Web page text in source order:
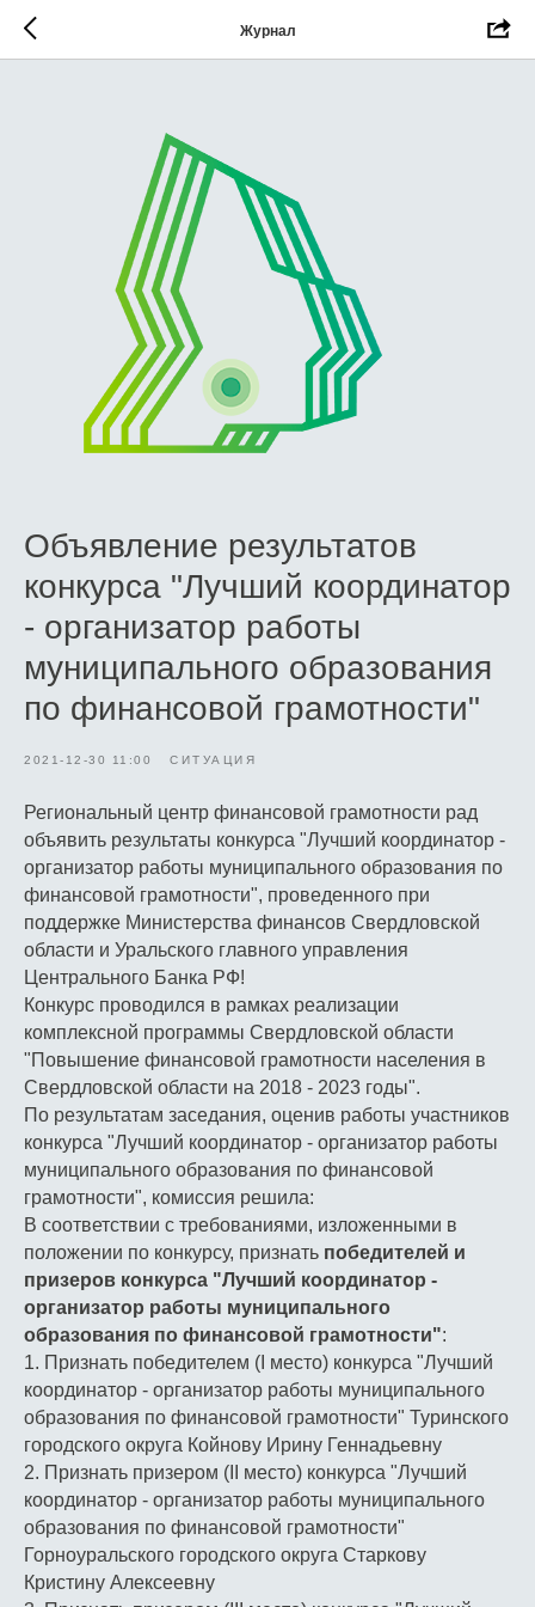
Журнал
Объявление результатов
конкурса "Лучший координатор
- организатор работы
муниципального образования
по финансовой грамотности"
2021-12-30 11:00 СИТУАЦИЯ
Региональный центр финансовой грамотности рад
объявить результаты конкурса "Лучший координатор -
организатор работы муниципального образования по
финансовой грамотности", проведенного при
поддержке Министерства финансов Свердловской
области и Уральского главного управления
Центрального Банка РФ!
Конкурс проводился в рамках реализации
комплексной программы Свердловской области
"Повышение финансовой грамотности населения в
Свердловской области на 2018 - 2023 годы".
По результатам заседания, оценив работы участников
конкурса "Лучший координатор - организатор работы
муниципального образования по финансовой
грамотности", комиссия решила:
В соответствии с требованиями, изложенными в
положении по конкурсу, признать победителей и
призеров конкурса "Лучший координатор -
организатор работы муниципального
образования по финансовой грамотности":
1. Признать победителем (I место) конкурса "Лучший
координатор - организатор работы муниципального
образования по финансовой грамотности" Туринского
городского округа Койнову Ирину Геннадьевну
2. Признать призером (II место) конкурса "Лучший
координатор - организатор работы муниципального
образования по финансовой грамотности"
Горноуральского городского округа Старкову
Кристину Алексеевну